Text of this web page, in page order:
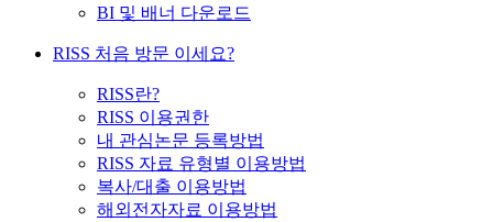
BI 및 배너 다운로드
RISS 처음 방문 이세요?
RISS란?
RISS 이용권한
내 관심논문 등록방법
RISS 자료 유형별 이용방법
복사/대출 이용방법
해외전자자료 이용방법